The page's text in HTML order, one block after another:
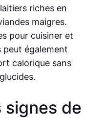
riches en
maigres.
pour cuisiner et
peut également
calorique sans
signes de